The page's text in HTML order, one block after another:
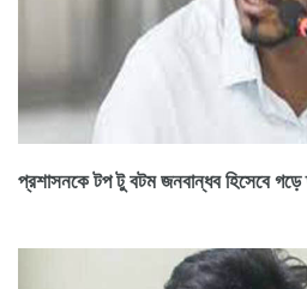
প্রশাসনকে টপ টু বটম জনবান্ধব হিসেবে গড়ে